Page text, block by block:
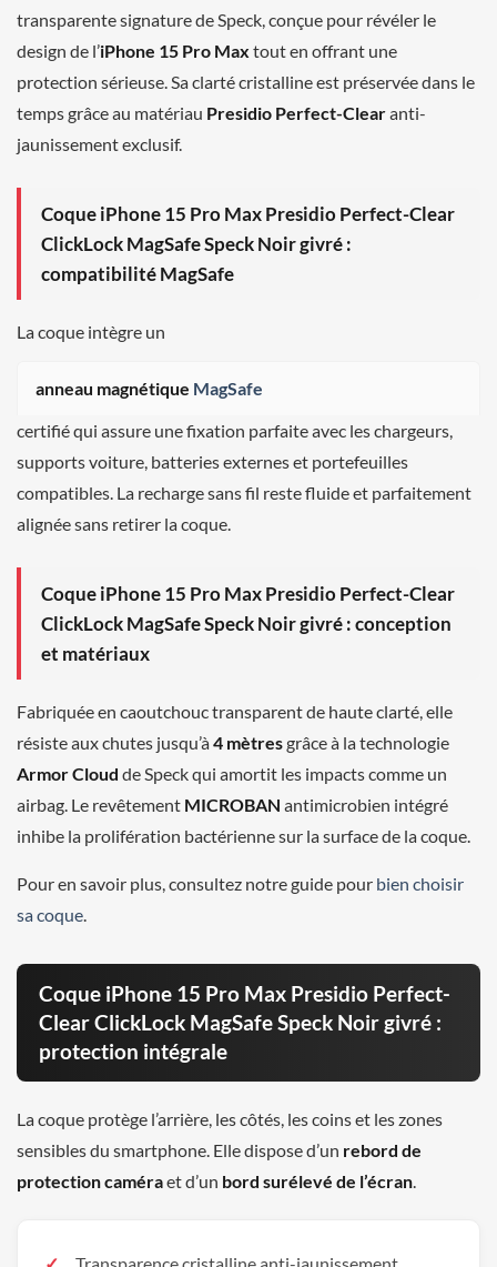
transparente signature de Speck, conçue pour révéler le
design de l’iPhone 15 Pro Max tout en offrant une
protection sérieuse. Sa clarté cristalline est préservée dans le
temps grâce au matériau Presidio Perfect-Clearanti-
jaunissement exclusif.
Coque iPhone 15 Pro Max Presidio Perfect-Clear
ClickLock MagSafe Speck Noir givré :
compatibilité MagSafe
La coque intègre un
anneau magnétique MagSafe
certifié qui assure une fixation parfaite avec les chargeurs,
supports voiture, batteries externes et portefeuilles
compatibles. La recharge sans fil reste fluide et parfaitement
alignée sans retirer la coque.
Coque iPhone 15 Pro Max Presidio Perfect-Clear
ClickLock MagSafe Speck Noir givré : conception
et matériaux
Fabriquée en caoutchouc transparent de haute clarté, elle
résiste aux chutes jusqu’à4 mètresgrâce à la technologie
Armor Cloud de Speck qui amortit les impacts comme un
airbag. Le revêtement MICROBAN antimicrobien intégré
inhibe la prolifération bactérienne sur la surface de la coque.
Pour en savoir plus, consultez notre guide pour bien choisir
sa coque.
Coque iPhone 15 Pro Max Presidio Perfect-
Clear ClickLock MagSafe Speck Noir givré :
protection intégrale
La coque protège l’arrière, les côtés, les coins et les zones
sensibles du smartphone. Elle dispose d’un rebord de
protection caméraet d’un bord surélevé de l’écran.